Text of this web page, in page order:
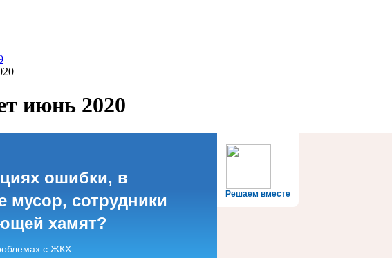
июнь 2020
Решаем вместе
ошибки, в
мусор, сотрудники
хамят?
с ЖКХ